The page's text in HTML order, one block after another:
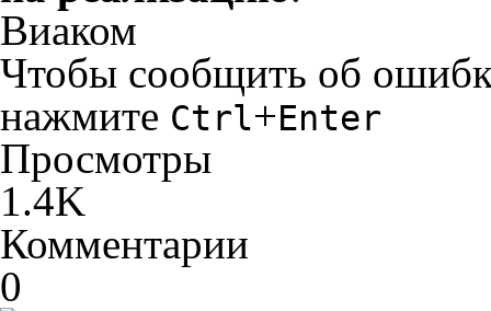
Виаком
Чтобы сообщить об
нажмите Ctrl+Enter
Просмотры
1.4K
Комментарии
0